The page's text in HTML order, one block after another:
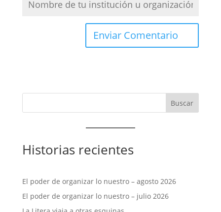
Historias recientes
El poder de organizar lo nuestro – agosto 2026
El poder de organizar lo nuestro – julio 2026